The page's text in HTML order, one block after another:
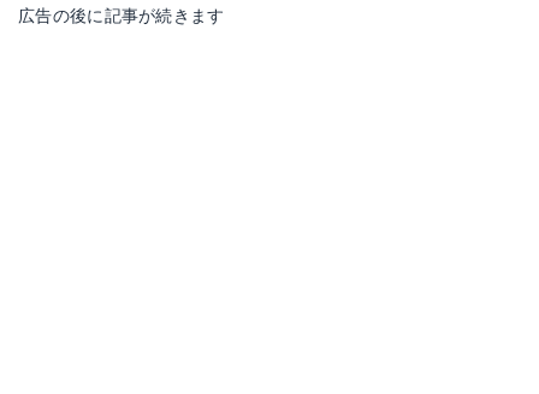
広告の後に記事が続きます